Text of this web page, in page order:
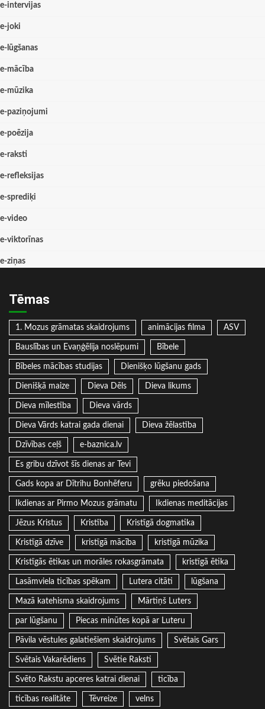
e-intervijas
e-joki
e-lūgšanas
e-mācība
e-mūzika
e-paziņojumi
e-poēzija
e-raksti
e-refleksijas
e-sprediķi
e-video
e-viktorīnas
e-ziņas
Tēmas
1. Mozus grāmatas skaidrojums animācijas filma ASV
Bauslības un Evaņģēlija noslēpumi Bībele
Bībeles mācības studijas Dienišķo lūgšanu gads
Dienišķā maize Dieva Dēls Dieva likums
Dieva mīlestība Dieva vārds
Dieva Vārds katrai gada dienai Dieva žēlastība
Dzīvības ceļš e-baznica.lv
Es gribu dzīvot šīs dienas ar Tevi
Gads kopa ar Dītrihu Bonhēferu grēku piedošana
Ikdienas ar Pirmo Mozus grāmatu Ikdienas meditācijas
Jēzus Kristus Kristība Kristīgā dogmatika
Kristīgā dzīve kristīgā mācība kristīgā mūzika
Kristīgās ētikas un morāles rokasgrāmata kristīgā ētika
Lasāmviela ticības spēkam Lutera citāti lūgšana
Mazā katehisma skaidrojums Mārtiņš Luters
par lūgšanu Piecas minūtes kopā ar Luteru
Pāvila vēstules galatiešiem skaidrojums Svētais Gars
Svētais Vakarēdiens Svētie Raksti
Svēto Rakstu apceres katrai dienai ticība
ticības realitāte Tēvreize velns